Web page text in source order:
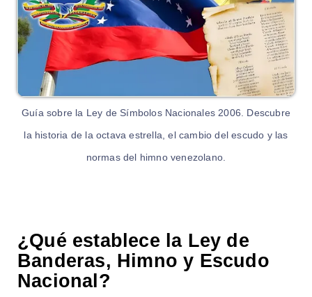
Guía sobre la Ley de Símbolos Nacionales 2006. Descubre
la historia de la octava estrella, el cambio del escudo y las
normas del himno venezolano.
¿Qué establece la Ley de
Banderas, Himno y Escudo
Nacional?